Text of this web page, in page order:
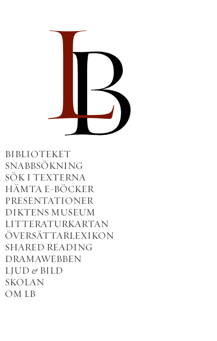
BIBLIOTEKET
SNABBSÖKNING
SÖK I TEXTERNA
HÄMTA E-BÖCKER
PRESENTATIONER
DIKTENS MUSEUM
LITTERATURKARTAN
ÖVERSÄTTARLEXIKON
SHARED READING
DRAMAWEBBEN
LJUD & BILD
SKOLAN
OM LB